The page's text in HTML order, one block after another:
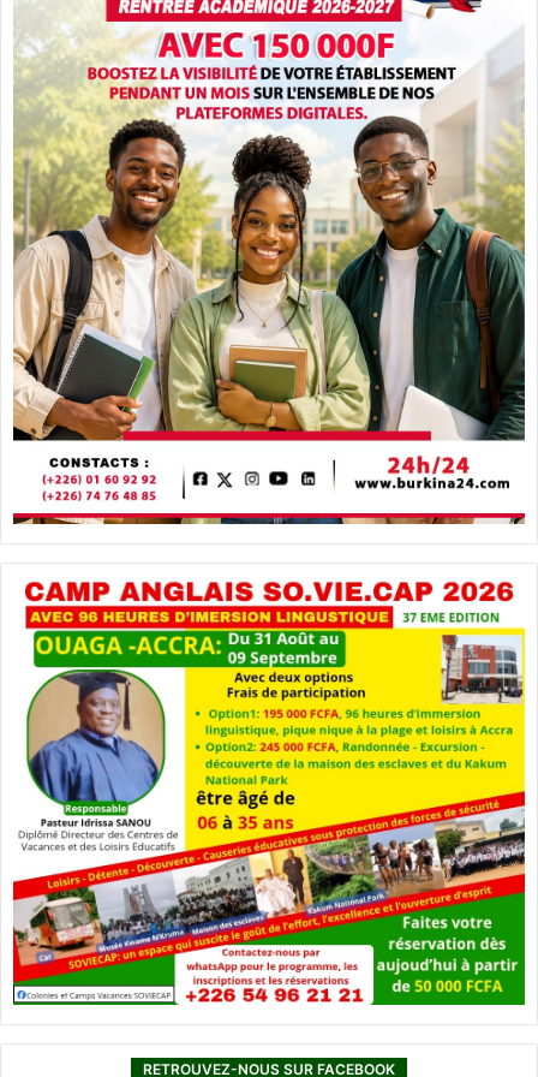
RETROUVEZ-NOUS SUR FACEBOOK